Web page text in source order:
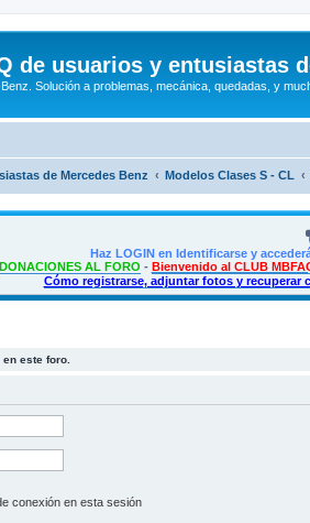
de usuarios y entusiastas
Solución a problemas, mecánica, quedadas, y
de Mercedes Benz Modelos Clases S - CL
Haz LOGIN en Identificarse y
DONACIONES AL FORO - Bienvenido al CLUB
Cómo registrarse, adjuntar fotos y recuperar
este foro.
conexión en esta sesión